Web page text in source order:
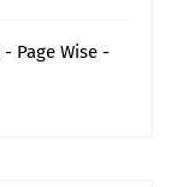
Page Wise -